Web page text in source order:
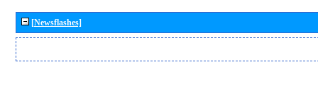
[Newsflashes]